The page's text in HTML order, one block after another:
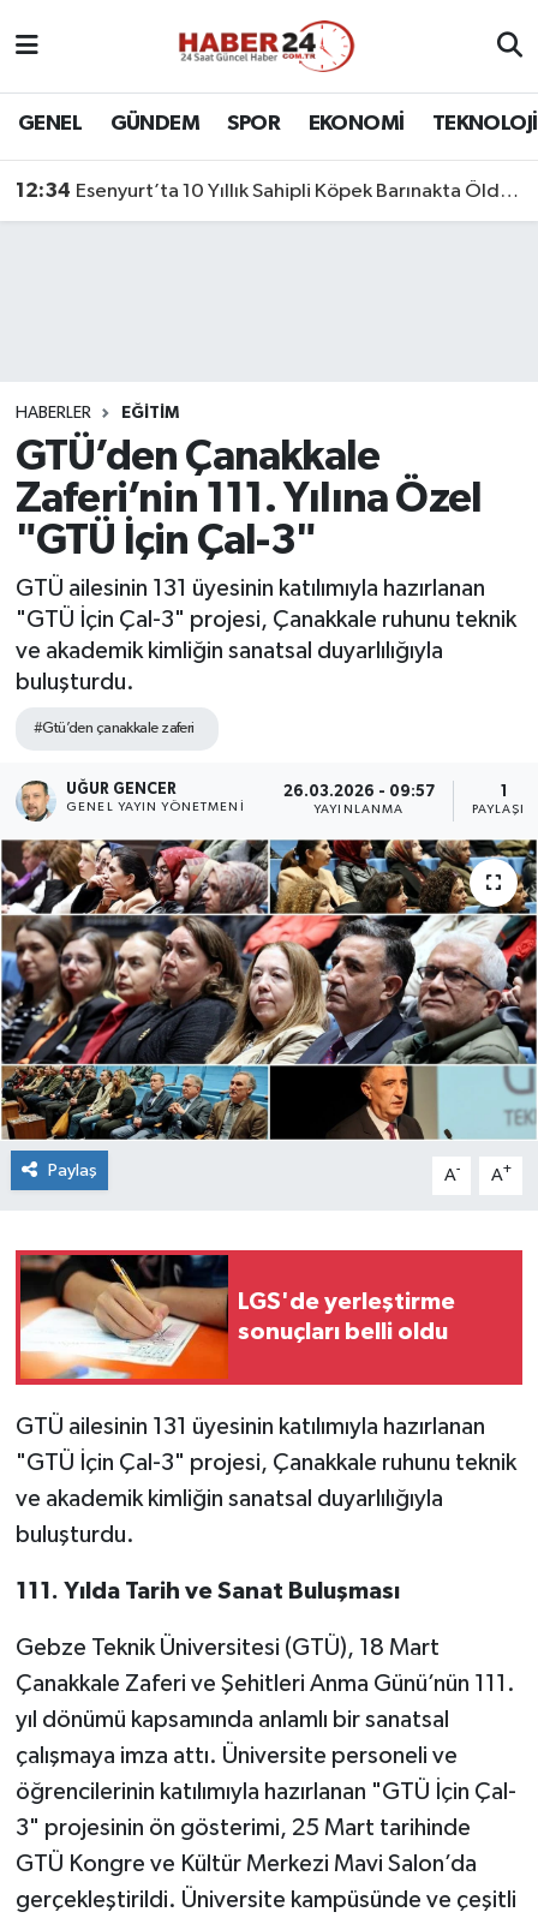
GENEL GÜNDEM SPOR EKONOMİ TEKNOLOJİ
12:34 Esenyurt’ta 10 Yıllık Sahipli Köpek Barınakta Öldü: Aileden Otopsi ve Soruşturma Talebi
HABERLER EĞİTİM
GTÜ’den Çanakkale
Zaferi’nin 111. Yılına Özel
"GTÜ İçin Çal-3"
GTÜ ailesinin 131 üyesinin katılımıyla hazırlanan
"GTÜ İçin Çal-3" projesi, Çanakkale ruhunu teknik
ve akademik kimliğin sanatsal duyarlılığıyla
buluşturdu.
#Gtü’den çanakkale zaferi
UĞUR GENCER
GENEL YAYIN YÖNETMENI
26.03.2026 - 09:57
YAYINLANMA PAYLAŞIM
Paylaş A- A+
LGS'de yerleştirme
sonuçları belli oldu
GTÜ ailesinin 131 üyesinin katılımıyla hazırlanan
"GTÜ İçin Çal-3" projesi, Çanakkale ruhunu teknik
ve akademik kimliğin sanatsal duyarlılığıyla
buluşturdu.
111. Yılda Tarih ve Sanat Buluşması
Gebze Teknik Üniversitesi (GTÜ), 18 Mart
Çanakkale Zaferi ve Şehitleri Anma Günü’nün 111.
yıl dönümü kapsamında anlamlı bir sanatsal
çalışmaya imza attı. Üniversite personeli ve
öğrencilerinin katılımıyla hazırlanan "GTÜ İçin Çal-
3" projesinin ön gösterimi, 25 Mart tarihinde
GTÜ Kongre ve Kültür Merkezi Mavi Salon’da
gerçekleştirildi. Üniversite kampüsünde ve çeşitli
Nöbetçi Eczaneler
Son Dakika Haberleri
Haber Arşivi